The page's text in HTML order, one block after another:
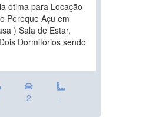
ótima para Locação
Pereque Açu em
) Sala de Estar,
Dormitórios sendo
2 -